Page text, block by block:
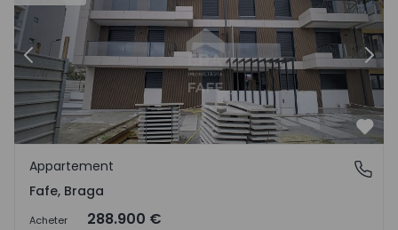
Précédent
Fafe, Braga
Appartement
Fafe, Braga
Acheter 288.900 €